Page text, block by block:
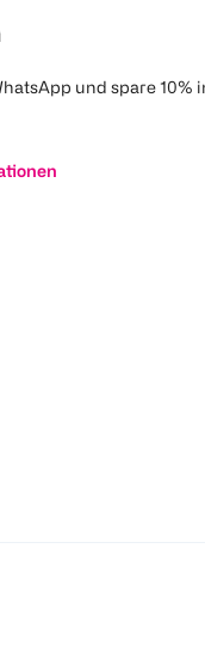
und spare 10%